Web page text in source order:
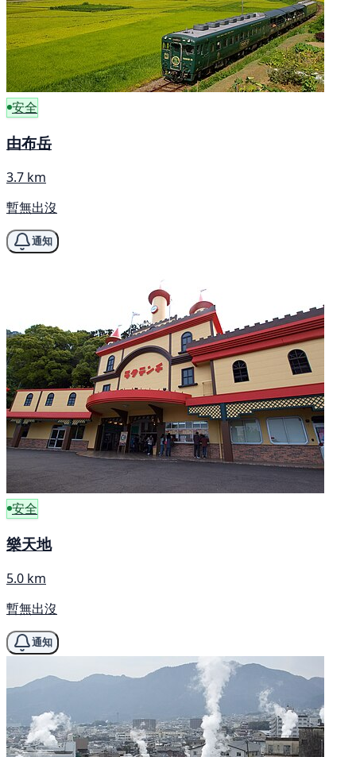
安全
由布岳
3.7 km
暫無出沒
通知
安全
樂天地
5.0 km
暫無出沒
通知